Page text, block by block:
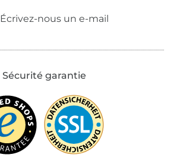
Écrivez-nous un e-mail
Sécurité garantie